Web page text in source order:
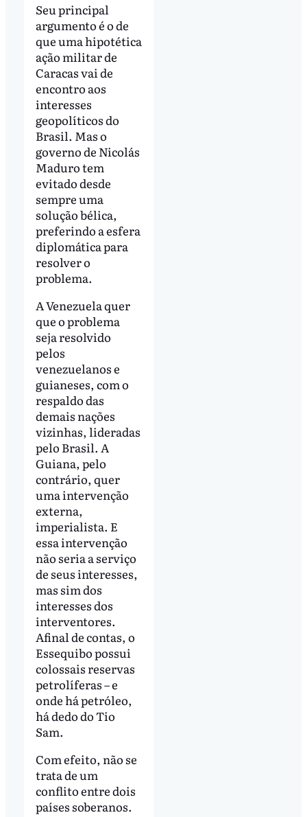
Seu principal
argumento é o de
que uma hipotética
ação militar de
Caracas vai de
encontro aos
interesses
geopolíticos do
Brasil. Mas o
governo de Nicolás
Maduro tem
evitado desde
sempre uma
solução bélica,
preferindo a esfera
diplomática para
resolver o
problema.
A Venezuela quer
que o problema
seja resolvido
pelos
venezuelanos e
guianeses, com o
respaldo das
demais nações
vizinhas, lideradas
pelo Brasil. A
Guiana, pelo
contrário, quer
uma intervenção
externa,
imperialista. E
essa intervenção
não seria a serviço
de seus interesses,
mas sim dos
interesses dos
interventores.
Afinal de contas, o
Essequibo possui
colossais reservas
petrolíferas – e
onde há petróleo,
há dedo do Tio
Sam.
Com efeito, não se
trata de um
conflito entre dois
países soberanos.